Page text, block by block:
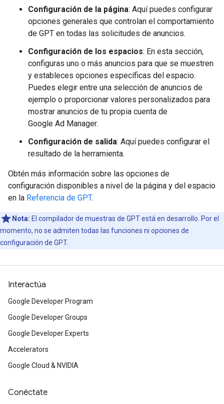
Configuración de la página: Aquí puedes configurar
opciones generales que controlan el comportamiento
de GPT en todas las solicitudes de anuncios.
Configuración de los espacios: En esta sección,
configuras uno o más anuncios para que se muestren
y estableces opciones específicas del espacio.
Puedes elegir entre una selección de anuncios de
ejemplo o proporcionar valores personalizados para
mostrar anuncios de tu propia cuenta de
Google Ad Manager.
Configuración de salida: Aquí puedes configurar el
resultado de la herramienta.
Obtén más información sobre las opciones de
configuración disponibles a nivel de la página y del espacio
en la Referencia de GPT.
Nota: El compilador de muestras de GPT está en desarrollo. Por el
momento, no se admiten todas las funciones ni opciones de
configuración de GPT.
Interactúa
Google Developer Program
Google Developer Groups
Google Developer Experts
Accelerators
Google Cloud & NVIDIA
Conéctate